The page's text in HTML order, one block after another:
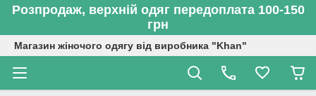
Розпродаж, верхній одяг передоплата 100-150
грн
Магазин жіночого одягу від виробника "Khan"